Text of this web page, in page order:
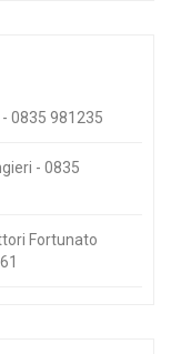
0835 981235
- 0835
Fortunato